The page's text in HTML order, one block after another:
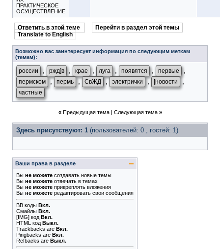
ПРАКТИЧЕСКОЕ
ОСУЩЕСТВЛЕНИЕ
Ответить в этой теме
Перейти в раздел этой темы
Translate to English
Возможно вас заинтересует информация по следующим меткам
(темам):
россии ржд]в крае луга появятся первые
пермском , пермь , СвЖД , электрички , [новости
частные
« Предыдущая тема| Следующая тема »
Здесь присутствуют: 1 (пользователей: 0 , гостей: 1)
Ваши права в разделе
Вы не можете создавать новые темы
Вы не можете отвечать в темах
Вы не можете прикреплять вложения
Вы не можете редактировать свои сообщения
BB коды Вкл.
Смайлы Вкл.
[IMG] код Вкл.
HTML код Выкл.
Trackbacks are Вкл.
Pingbacks are Вкл.
Refbacks are Выкл.